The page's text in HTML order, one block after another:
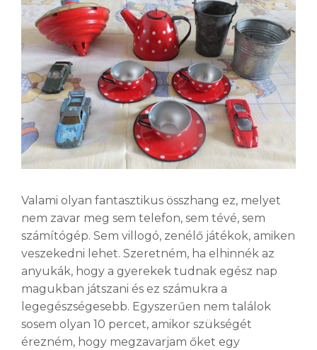
Valami olyan fantasztikus összhang ez, melyet
nem zavar meg sem telefon, sem tévé, sem
számítógép. Sem villogó, zenélő játékok, amiken
veszekedni lehet. Szeretném, ha elhinnék az
anyukák, hogy a gyerekek tudnak egész nap
magukban játszani és ez számukra a
legegészségesebb. Egyszerűen nem találok
sosem olyan 10 percet, amikor szükségét
érezném, hogy megzavarjam őket egy